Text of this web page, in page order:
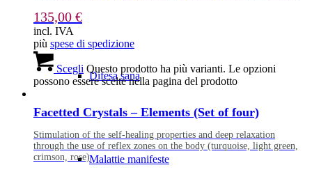
Difesa sana
Malattie manifeste
135,00 €
incl. IVA
più spese di spedizione
Scegli Questo prodotto ha più varianti. Le opzioni
possono essere scelte nella pagina del prodotto
Facetted Crystals – Elements (Set of four)
Stimulation of the self-healing properties and deep relaxation
through the use of reflex zones on the body (turquoise, light green,
crimson, rose)